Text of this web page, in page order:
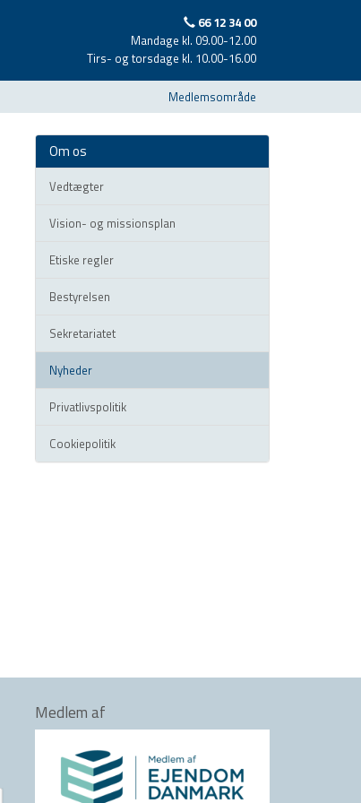
66 12 34 00
Mandage kl. 09.00-12.00
Tirs- og torsdage kl. 10.00-16.00
Medlemsområde
Om os
Vedtægter
Vision- og missionsplan
Etiske regler
Bestyrelsen
Sekretariatet
Nyheder
Privatlivspolitik
Cookiepolitik
Medlem af